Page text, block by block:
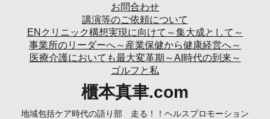
お問合わせ
講演等のご依頼について
ENクリニック構想実現に向けて～集大成として～
事業所のリーダーへ～産業保健から健康経営へ～
医療介護においても最大変革期～AI時代の到来～
ゴルフと私
櫃本真聿.com
地域包括ケア時代の語り部 走る！！ヘルスプロモーション